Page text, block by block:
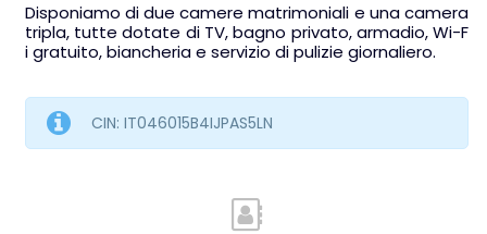
Disponiamo di due camere matrimoniali e una camera
tripla, tutte dotate di TV, bagno privato, armadio, Wi-F
i gratuito, biancheria e servizio di pulizie giornaliero.
CIN: IT046015B4IJPAS5LN